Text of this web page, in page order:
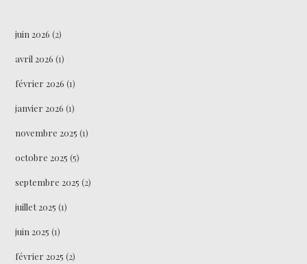
juin 2026 (2)
avril 2026 (1)
février 2026 (1)
janvier 2026 (1)
novembre 2025 (1)
octobre 2025 (5)
septembre 2025 (2)
juillet 2025 (1)
juin 2025 (1)
février 2025 (2)